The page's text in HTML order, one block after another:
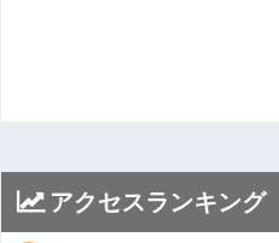
アクセスランキング